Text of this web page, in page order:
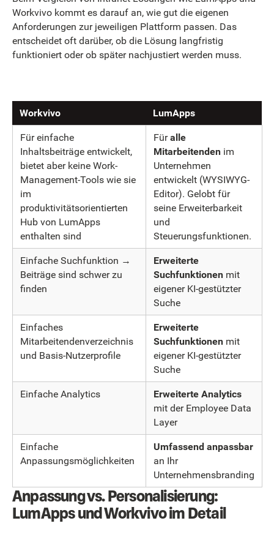
Workvivo kommt es darauf an, wie gut die eigenen
Anforderungen zur jeweiligen Plattform passen. Das
entscheidet oft darüber, ob die Lösung langfristig
funktioniert oder ob später nachjustiert werden muss.
Workvivo LumApps
Für einfache
Inhaltsbeiträge entwickelt,
bietet aber keine Work-
Management-Tools wie sie
im
produktivitätsorientierten
Hub von LumApps
enthalten sind
Füralle
Mitarbeitenden im
Unternehmen
entwickelt (WYSIWYG-
Editor). Gelobt für
seine Erweiterbarkeit
und
Steuerungsfunktionen.
Einfache Suchfunktion →
Beiträge sind schwer zu
finden
Erweiterte
Suchfunktionen mit
eigener KI-gestützter
Suche
Einfaches
Mitarbeitendenverzeichnis
und Basis-Nutzerprofile
Erweiterte
Suchfunktionen mit
eigener KI-gestützter
Suche
Einfache Analytics
Erweiterte Analytics
mit der Employee Data
Layer
Einfache
Anpassungsmöglichkeiten
Umfassend anpassbar
an Ihr
Unternehmensbranding
Anpassung vs. Personalisierung:
LumApps und Workvivo im Detail